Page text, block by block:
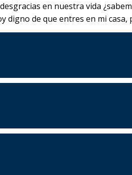
en nuestra vida
digno de que entres en mi